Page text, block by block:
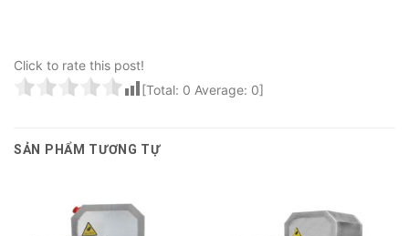
Click to rate this post!
[Total: 0 Average: 0]
SẢN PHẨM TƯƠNG TỰ